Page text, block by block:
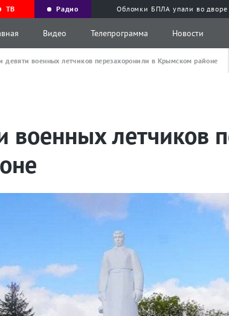
ТВ Радио Обломки БПЛА упали во дворе
Видео Телепрограмма Новости
девяти военных летчиков перезахоронили в Крымском районе
военных летчиков